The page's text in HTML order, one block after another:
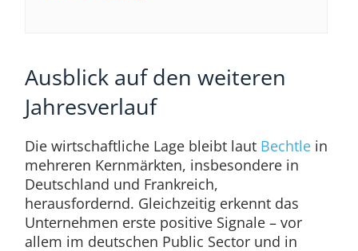
Ausblick auf den weiteren
Jahresverlauf
Die wirtschaftliche Lage bleibt laut Bechtlein
mehreren Kernmärkten, insbesondere in
Deutschland und Frankreich,
herausfordernd. Gleichzeitig erkennt das
Unternehmen erste positive Signale – vor
allem im deutschen Public Sector und in